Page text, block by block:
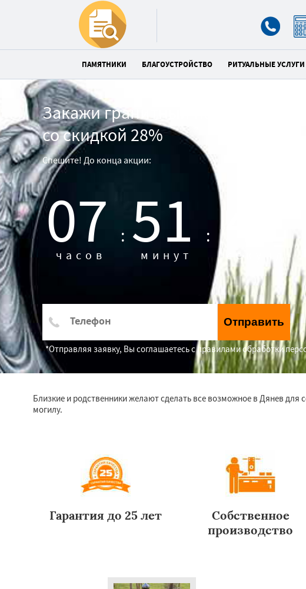
ПАМЯТНИКИ БЛАГОУСТРОЙСТВО РИТУАЛЬНЫЕ УСЛУГИ
Закажи гранитный памятник
со скидкой 28%
Спешите! До конца акции:
07 :
часов 51 :
минут секунд
Отправить
*Отправляя заявку, Вы соглашаетесь с правилами обработки
Близкие и родственники желают сделать все возможное в Дянев
могилу.
Гарантия до 25 лет
Собственное
производство